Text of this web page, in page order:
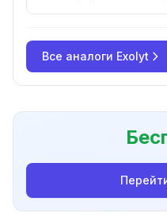
одном окне,
накрутки. Для
агентств,
Все аналоги Exolyt